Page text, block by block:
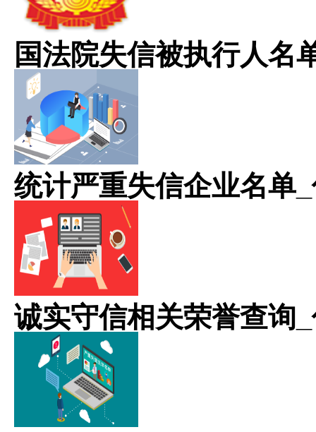
国法院失信被执行人名
统计严重失信企业名单
诚实守信相关荣誉查询